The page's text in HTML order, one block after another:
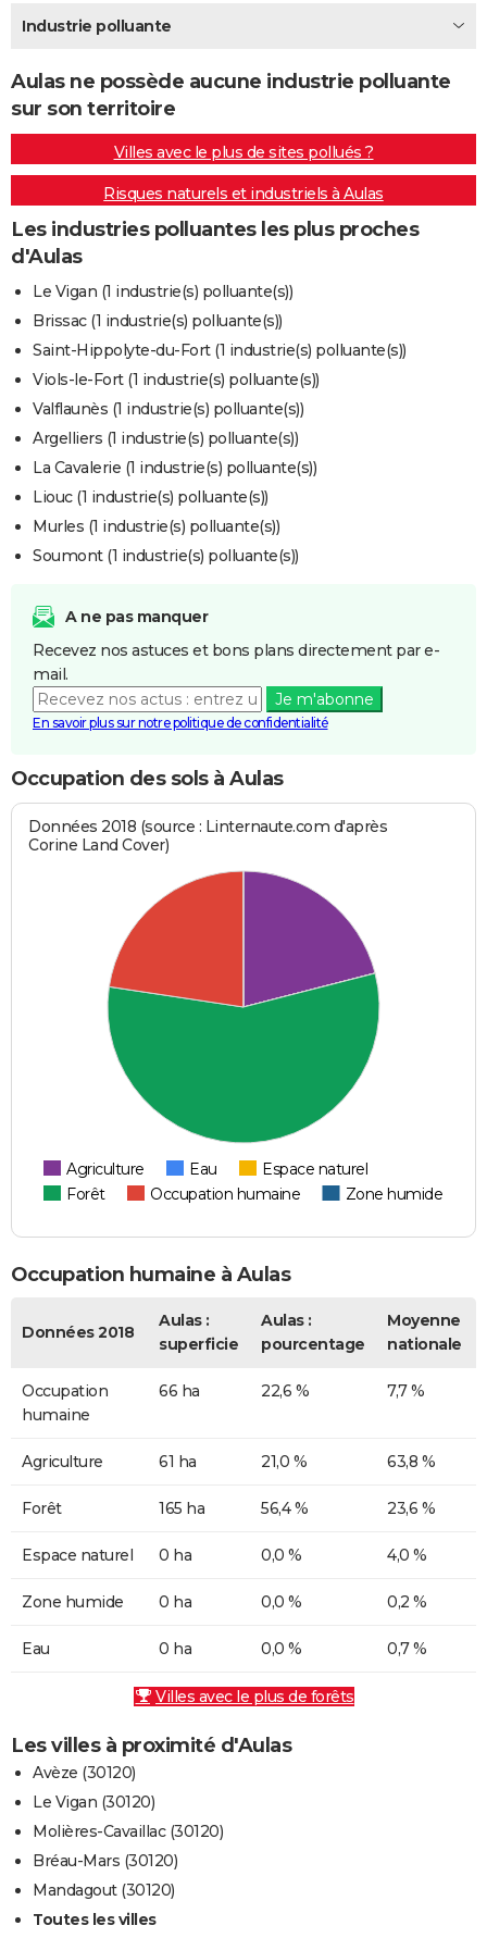
Destinations
City break
Voyage nature
Voyage de noces
Forum
Climat
+PHOTO
GUIDES D'ACHAT
BONS PLANS
CARTE DE VOEUX
Carte de Noël
Carte Bonne année
Carte Saint-Valentin
Carte d'anniversaire
DICTIONNAIRE
Dictionnaire
Biographies
Citations
Expressions
Proverbes
PROGRAMME TV
COPAINS D'AVANT
S'inscrire
Se connecter
Lycées
Collèges
Primaires
Universités
Entreprises
Service militaire
Avis de recherche
AVIS DE DÉCÈS
FORUM
Bricolage
Lifestyle
Culture
Sport
Auto
Television
Voyage
Cinema
Industrie polluante
Aulas ne possède aucune industrie polluante
sur son territoire
Villes avec le plus de sites pollués ?
Risques naturels et industriels à Aulas
Les industries polluantes les plus proches
d'Aulas
Le Vigan (1 industrie(s) polluante(s))
Brissac (1 industrie(s) polluante(s))
Saint-Hippolyte-du-Fort (1 industrie(s) polluante(s))
Viols-le-Fort (1 industrie(s) polluante(s))
Valflaunès (1 industrie(s) polluante(s))
Argelliers (1 industrie(s) polluante(s))
La Cavalerie (1 industrie(s) polluante(s))
Liouc (1 industrie(s) polluante(s))
Murles (1 industrie(s) polluante(s))
Soumont (1 industrie(s) polluante(s))
A ne pas manquer
Recevez nos astuces et bons plans directement par e-
mail.
Je m'abonne
En savoir plus sur notre politique de confidentialité
Occupation des sols à Aulas
Données 2018 (source : Linternaute.com d'après
Corine Land Cover)
Agriculture Eau
Espace naturel
Forêt
Occupation humaine Zone humide
Occupation humaine à Aulas
Données 2018
Aulas :
superficie
Aulas :
pourcentage
Moyenne
nationale
Occupation
humaine
66 ha 22,6 % 7,7 %
Agriculture 61 ha 21,0 % 63,8 %
Forêt 165 ha 56,4 % 23,6 %
Espace naturel 0 ha 0,0 % 4,0 %
Zone humide 0 ha 0,0 % 0,2 %
Eau 0 ha 0,0 % 0,7 %
Villes avec le plus de forêts
Les villes à proximité d'Aulas
Avèze (30120)
Le Vigan (30120)
Molières-Cavaillac (30120)
Bréau-Mars (30120)
Mandagout (30120)
Toutes les villes